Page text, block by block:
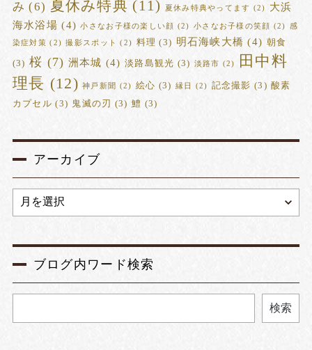
み (6) 夏休み特典 (11) 夏休み特典やってます (2)
大浜
海水浴場 (4) 小さなお子様の楽しい顔 (2) 小さなお子様の笑顔 (2) 感
染症対策 (2) 撮影スポット (2) 料理 (3) 明石海峡大橋 (4) 朝食
(3) 桜 (7) 洲本城 (4) 淡路島観光 (3) 淡路市 (2)
田中料
理長 (12) 神戸新聞 (2) 絵心 (3) 縁日 (2) 記念撮影 (3) 酸素
カプセル (3) 鬼滅の刃 (3) 鱧 (3)
アーカイブ
ブログ内ワード検索
検索